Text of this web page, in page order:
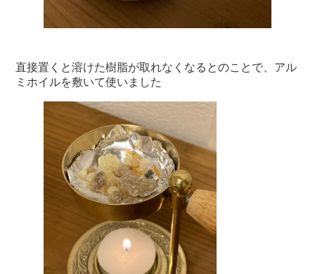
直接置くと溶けた樹脂が取れなくなるとのことで、アル
ミホイルを敷いて使いました